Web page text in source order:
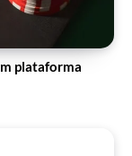
plataforma